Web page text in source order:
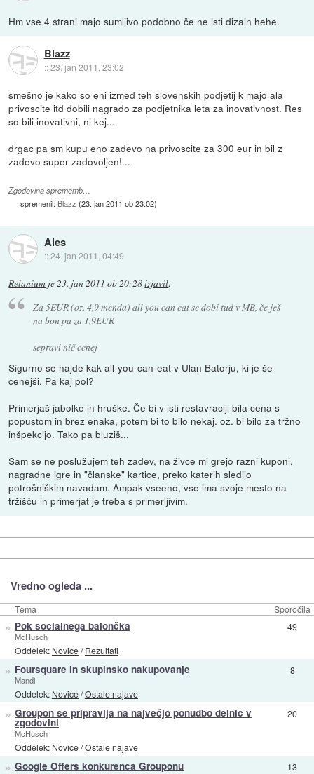
Hm vse 4 strani majo sumljivo podobno če ne isti dizain hehe.
Blazz
::23. jan 2011, 23:02
smešno je kako so eni izmed teh slovenskih podjetij k majo ala
privoscite itd dobili nagrado za podjetnika leta za inovativnost. Res
so bili inovativni, ni kej...
drgac pa sm kupu eno zadevo na privoscite za 300 eur in bil z
zadevo super zadovoljen!...
Zgodovina sprememb…
spremenil: Blazz (23. jan 2011 ob 23:02)
Ales
::24. jan 2011, 04:49
Relanium je23. jan 2011 ob 20:28izjavil:
Za 5EUR (oz. 4,9 menda) all you can eat se dobi tud v MB, če ješ
na bon pa za 1,9EUR
sepravi nič cenej
Sigurno se najde kak all-you-can-eat v Ulan Batorju, ki je še
cenejši. Pa kaj pol?
Primerjaš jabolke in hruške. Če bi v isti restavraciji bila cena s
popustom in brez enaka, potem bi to bilo nekaj. oz. bi bilo za tržno
inšpekcijo. Tako pa bluziš...
Sam se ne poslužujem teh zadev, na živce mi grejo razni kuponi,
nagradne igre in "članske" kartice, preko katerih sledijo
potrošniškim navadam. Ampak vseeno, vse ima svoje mesto na
tržišču in primerjat je treba s primerljivim.
Vredno ogleda ...
Tema Sporočila
» Pok socialnega balončka
McHusch
Oddelek: Novice/Rezultati
49
» Foursquare in skupinsko nakupovanje
Mandi
Oddelek: Novice/Ostale najave
8
» Groupon se pripravlja na največjo ponudbo delnic v
zgodovini
McHusch
Oddelek: Novice/Ostale najave
20
» Google Offers konkurenca Grouponu 13